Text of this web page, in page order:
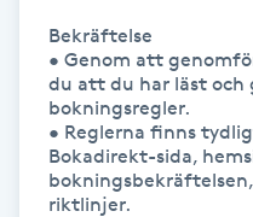
Hårvård
Hälsa
Hälsprickor
Bekräftelse
• Genom att
du att du har läst och
bokningsregler.
• Reglerna finns
Bokadirekt-sida,
riktlinjer.